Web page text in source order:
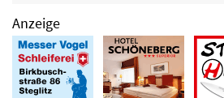
Anzeige